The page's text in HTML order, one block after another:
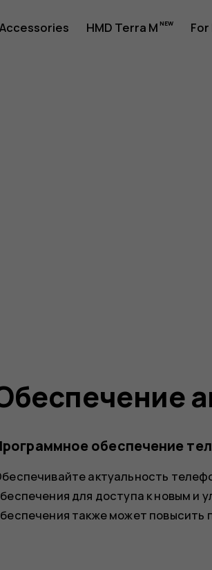
Accessories HMD Terra M
обеспечение
актуальность
для доступа к новым
также может повысить